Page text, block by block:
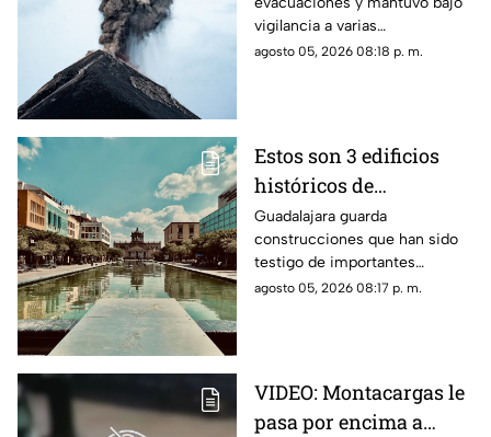
alerta continúa
vigilancia a varias
comunidades por el riesgo de
agosto 05, 2026 08:18 p. m.
Estos son 3 edificios
históricos de
Guadalajara que tienes
que conocer al menos
una vez
Guadalajara guarda
construcciones que han sido
testigo de importantes
momentos de la historia de la
agosto 05, 2026 08:17 p. m.
VIDEO: Montacargas le
pasa por encima a